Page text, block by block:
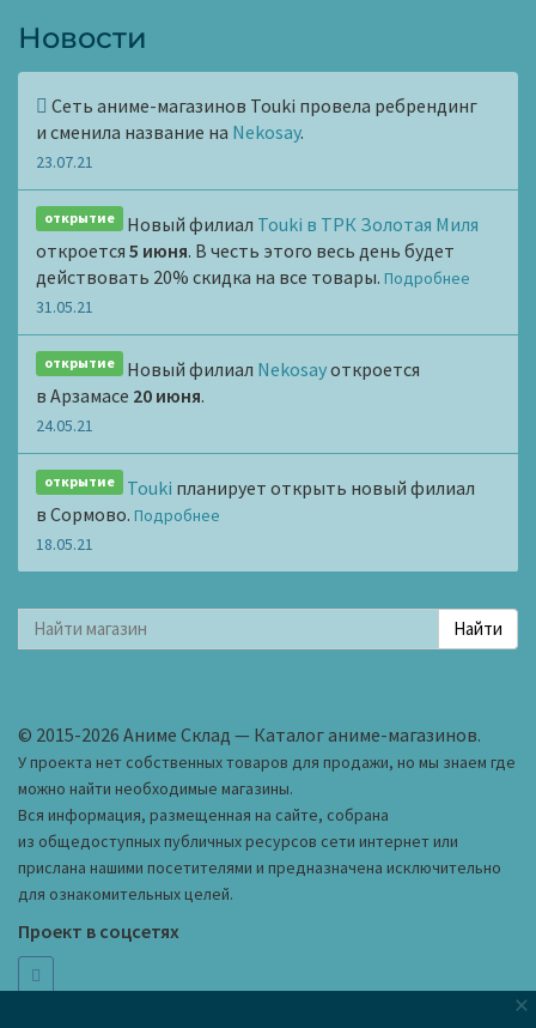
Новости
Сеть аниме-магазинов Touki провела ребрендинг
и сменила название на Nekosay.
23.07.21
открытие Новый филиал Touki в ТРК Золотая Миля
откроется 5 июня. В честь этого весь день будет
действовать 20% скидка на все товары. Подробнее
31.05.21
открытие Новый филиал Nekosayоткроется
в Арзамасе 20 июня.
24.05.21
открытие Touki планирует открыть новый филиал
в Сормово. Подробнее
18.05.21
© 2015-2026 Аниме Склад — Каталог аниме-магазинов.
У проекта нет собственных товаров для продажи, но мы знаем где
можно найти необходимые магазины.
Вся информация, размещенная на сайте, собрана
из общедоступных публичных ресурсов сети интернет или
прислана нашими посетителями и предназначена исключительно
для ознакомительных целей.
Проект в соцсетях
×